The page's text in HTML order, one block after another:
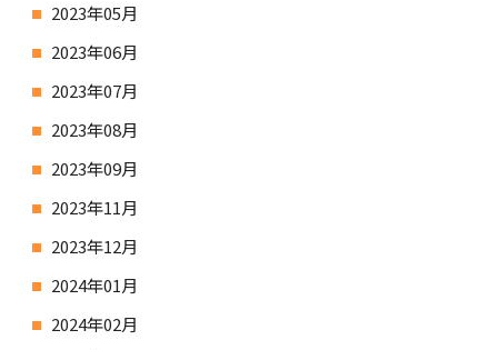
2023年05月
2023年06月
2023年07月
2023年08月
2023年09月
2023年11月
2023年12月
2024年01月
2024年02月